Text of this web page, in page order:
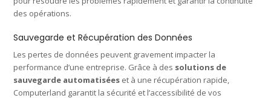
des opérations.
Sauvegarde et Récupération des Données
Les pertes de données peuvent gravement impacter la
performance d’une entreprise. Grâce à des solutions de
sauvegarde automatisées et à une récupération rapide,
Computerland garantit la sécurité et l’accessibilité de vos